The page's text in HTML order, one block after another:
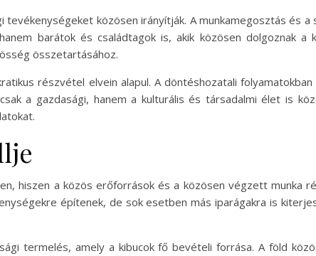
tevékenységeket közösen irányítják. A munkamegosztás és
barátok és családtagok is, akik közösen dolgoznak a
összetartásához.
részvétel elvein alapul. A döntéshozatali
a gazdasági, hanem a kulturális és társadalmi élet is
hiszen a közös erőforrások és a közösen végzett munka
építenek, de sok esetben más iparágakra is
termelés, amely a kibucok fő bevételi forrása. A föld